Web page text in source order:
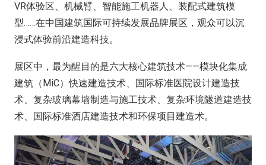
VR体验区、机械臂、智能施工机器人、装配式建筑模
型……在中国建筑国际可持续发展品牌展区，观众可以沉
浸式体验前沿建造科技。
展区中，最为醒目的是六大核心建筑技术——模块化集成
建筑（MiC）快速建造技术、国际标准医院设计建造技
术、复杂玻璃幕墙制造与施工技术、复杂环境隧道建造技
术、国际标准酒店建造技术和环保项目建造术。